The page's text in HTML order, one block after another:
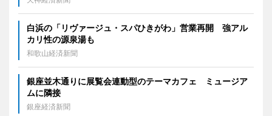
白浜の「リヴァージュ・スパひきがわ」営業再開 強アル
カリ性の源泉湯も
和歌山経済新聞
銀座並木通りに展覧会連動型のテーマカフェ ミュージア
ムに隣接
銀座経済新聞